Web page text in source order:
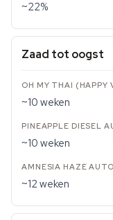
~22%
Zaad tot oogst
~10 weken
~10 weken
~12 weken